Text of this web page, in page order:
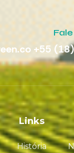
+55
Links
História